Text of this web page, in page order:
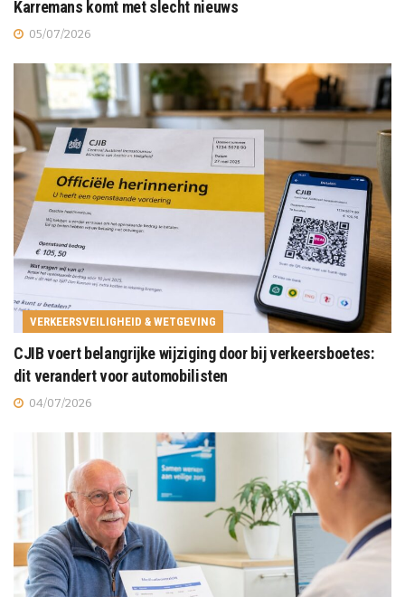
Karremans komt met slecht nieuws
05/07/2026
VERKEERSVEILIGHEID & WETGEVING
CJIB voert belangrijke wijziging door bij verkeersboetes:
dit verandert voor automobilisten
04/07/2026